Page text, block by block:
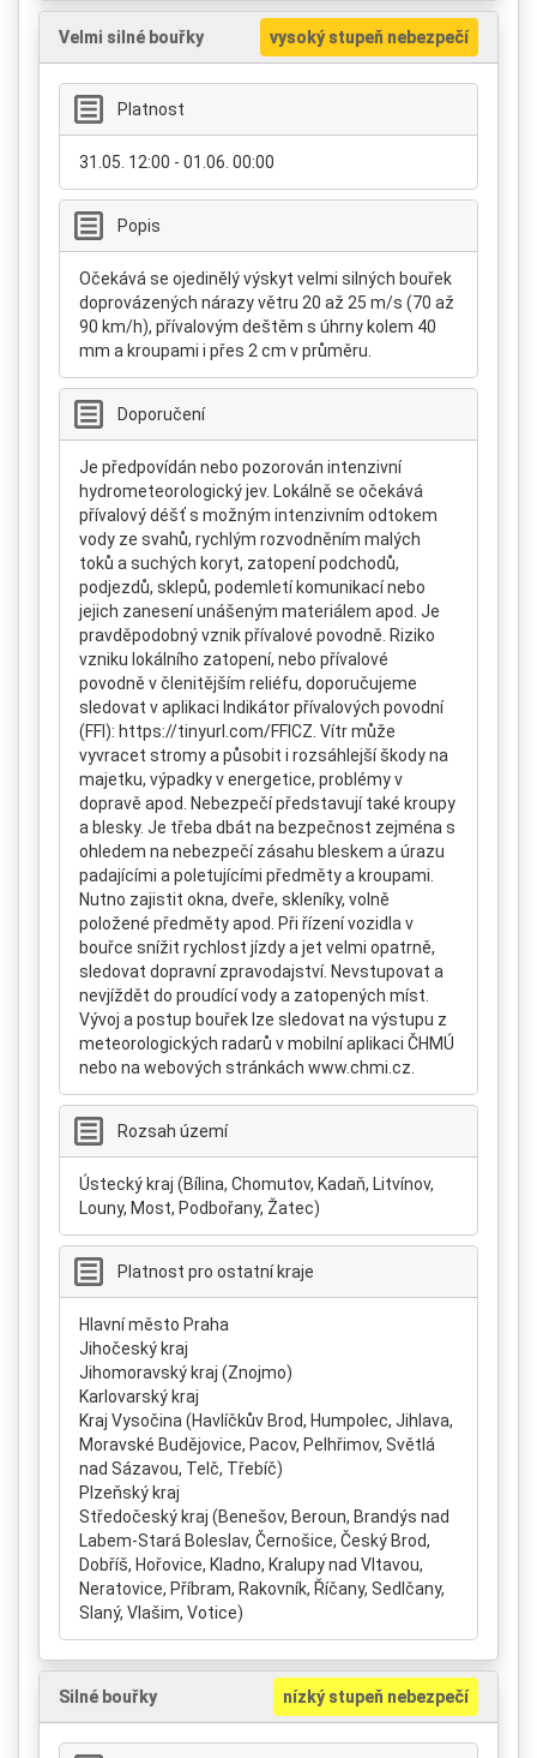
Velmi silné bouřky vysoký stupeň nebezpečí
Platnost
31.05. 12:00 - 01.06. 00:00
Popis
Očekává se ojedinělý výskyt velmi silných bouřek
doprovázených nárazy větru 20 až 25 m/s (70 až
90 km/h), přívalovým deštěm s úhrny kolem 40
mm a kroupami i přes 2 cm v průměru.
Doporučení
Je předpovídán nebo pozorován intenzivní
hydrometeorologický jev. Lokálně se očekává
přívalový déšť s možným intenzivním odtokem
vody ze svahů, rychlým rozvodněním malých
toků a suchých koryt, zatopení podchodů,
podjezdů, sklepů, podemletí komunikací nebo
jejich zanesení unášeným materiálem apod. Je
pravděpodobný vznik přívalové povodně. Riziko
vzniku lokálního zatopení, nebo přívalové
povodně v členitějším reliéfu, doporučujeme
sledovat v aplikaci Indikátor přívalových povodní
(FFI): https://tinyurl.com/FFICZ. Vítr může
vyvracet stromy a působit i rozsáhlejší škody na
majetku, výpadky v energetice, problémy v
dopravě apod. Nebezpečí představují také kroupy
a blesky. Je třeba dbát na bezpečnost zejména s
ohledem na nebezpečí zásahu bleskem a úrazu
padajícími a poletujícími předměty a kroupami.
Nutno zajistit okna, dveře, skleníky, volně
položené předměty apod. Při řízení vozidla v
bouřce snížit rychlost jízdy a jet velmi opatrně,
sledovat dopravní zpravodajství. Nevstupovat a
nevjíždět do proudící vody a zatopených míst.
Vývoj a postup bouřek lze sledovat na výstupu z
meteorologických radarů v mobilní aplikaci ČHMÚ
nebo na webových stránkách www.chmi.cz.
Rozsah území
Ústecký kraj (Bílina, Chomutov, Kadaň, Litvínov,
Louny, Most, Podbořany, Žatec)
Platnost pro ostatní kraje
Hlavní město Praha
Jihočeský kraj
Jihomoravský kraj (Znojmo)
Karlovarský kraj
Kraj Vysočina (Havlíčkův Brod, Humpolec, Jihlava,
Moravské Budějovice, Pacov, Pelhřimov, Světlá
nad Sázavou, Telč, Třebíč)
Plzeňský kraj
Středočeský kraj (Benešov, Beroun, Brandýs nad
Labem-Stará Boleslav, Černošice, Český Brod,
Dobříš, Hořovice, Kladno, Kralupy nad Vltavou,
Neratovice, Příbram, Rakovník, Říčany, Sedlčany,
Slaný, Vlašim, Votice)
Silné bouřky nízký stupeň nebezpečí